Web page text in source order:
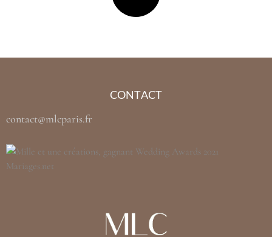
CONTACT
contact@mlcparis.fr